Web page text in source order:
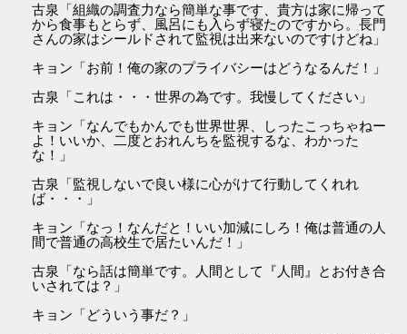
古泉「組織の調査力なら簡単な事です、貴方は家に帰って
から食事もとらず、風呂にも入らず寝たのですから。長門
さんの家はシールドされて監視は出来ないのですけどね」
キョン「お前！俺の家のプライバシーはどうなるんだ！」
古泉「これは・・・世界の為です。我慢してください」
キョン「なんでもかんでも世界世界、しったこっちゃねー
よ！いいか、二度とおれんちを監視するな、わかった
な！」
古泉「監視しないで良い様に心がけて行動してくれれ
ば・・・」
キョン「なっ！なんだと！いい加減にしろ！俺は普通の人
間で普通の高校生で居たいんだ！」
古泉「なら話は簡単です。人間として『人間』とお付き合
いされては？」
キョン「どういう事だ？」